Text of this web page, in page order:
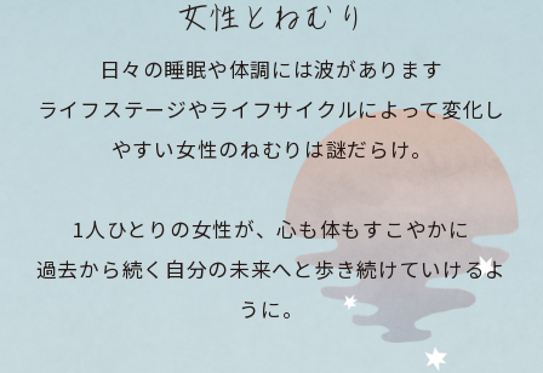
女性とねむり
日々の睡眠や体調には波があります
ライフステージやライフサイクルによって変化し
やすい女性のねむりは謎だらけ。
1人ひとりの女性が、心も体もすこやかに
過去から続く自分の未来へと歩き続けていけるよ
うに。